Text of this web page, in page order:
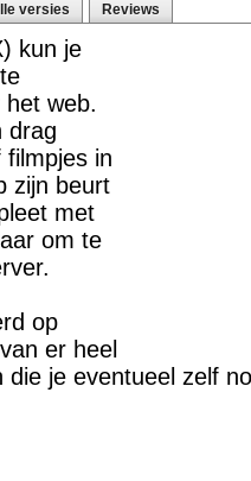
versies Reviews
kun je
web.
drag
in
zijn beurt
met
om te
op
er heel
die je eventueel zelf